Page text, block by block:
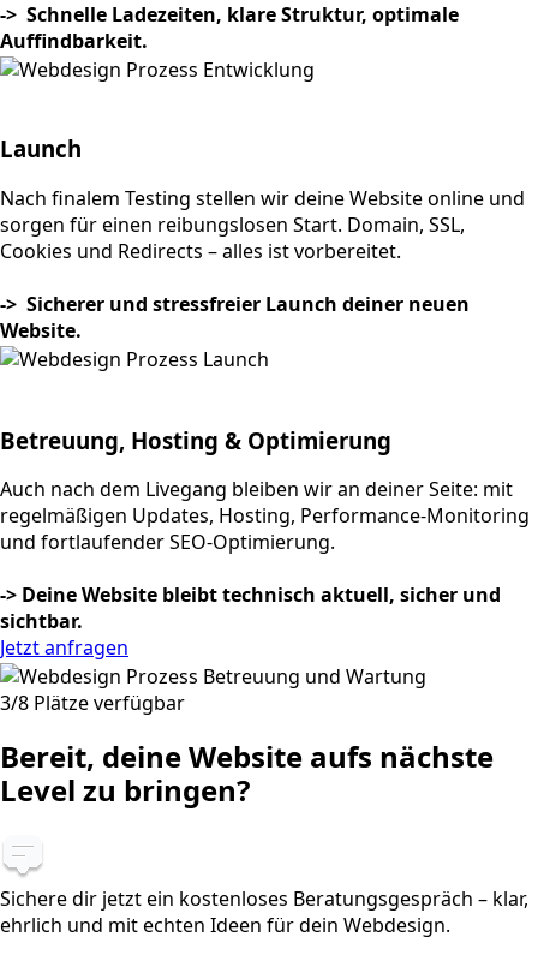
-> Schnelle Ladezeiten, klare Struktur, optimale
Auffindbarkeit.
Launch
Nach finalem Testing stellen wir deine Website online und
sorgen für einen reibungslosen Start. Domain, SSL,
Cookies und Redirects – alles ist vorbereitet.
-> Sicherer und stressfreier Launch deiner neuen
Website.
Betreuung, Hosting & Optimierung
Auch nach dem Livegang bleiben wir an deiner Seite: mit
regelmäßigen Updates, Hosting, Performance-Monitoring
und fortlaufender SEO-Optimierung.
-> Deine Website bleibt technisch aktuell, sicher und
sichtbar.
Jetzt anfragen
3/8 Plätze verfügbar
Bereit, deine Website aufs nächste
Level zu bringen?
Sichere dir jetzt ein kostenloses Beratungsgespräch – klar,
ehrlich und mit echten Ideen für dein Webdesign.